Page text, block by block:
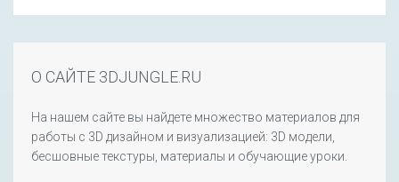
О САЙТЕ 3DJUNGLE.RU
На нашем сайте вы найдете множество материалов для
работы с 3D дизайном и визуализацией: 3D модели,
бесшовные текстуры, материалы и обучающие уроки.